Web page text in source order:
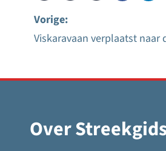
navigatie
Vorige:
Viskaravaan verplaatst naar
Over